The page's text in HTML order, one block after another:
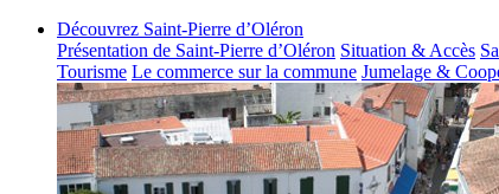
Découvrez Saint-Pierre d’Oléron
Présentation de Saint-Pierre d’Oléron Situation & Accès
Tourisme Le commerce sur la commune Jumelage &